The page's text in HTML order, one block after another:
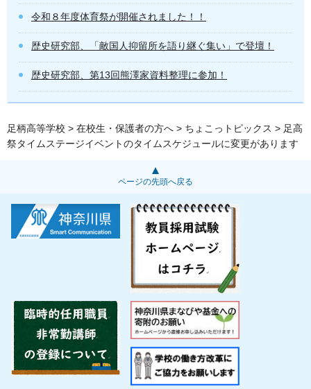
令和８年度体育祭が開催されました！！
歴史研究部、「敵国人抑留所を語り継ぐ集い」で登壇！
歴史研究部、第13回熊澤家資料整理に参加！
足柄高等学校 > 在校生・保護者の方へ > ちょこっトピックス > 足高
祭タイムステージイベントのタイムスケジュールに変更があります
ページの先頭へ戻る